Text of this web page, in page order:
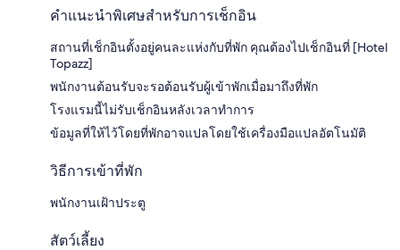
คำแนะนำพิเศษสำหรับการเช็กอิน
สถานที่เช็กอินตั้งอยู่คนละแห่งกับที่พัก คุณต้องไปเช็กอินที่ [Hotel
Topazz]
พนักงานต้อนรับจะรอต้อนรับผู้เข้าพักเมื่อมาถึงที่พัก
โรงแรมนี้ไม่รับเช็กอินหลังเวลาทำการ
ข้อมูลที่ให้ไว้โดยที่พักอาจแปลโดยใช้เครื่องมือแปลอัตโนมัติ
วิธีการเข้าที่พัก
พนักงานเฝ้าประตู
สัตว์เลี้ยง